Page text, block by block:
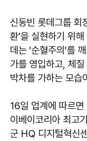
신동빈 롯데그룹 회
환’을 실현하기 위
데는 '순혈주의'를
가를 영입하고, 체
박차를 가하는 모습
16일 업계에 따르
이베이코리아 최고
군 HQ 디지털혁신